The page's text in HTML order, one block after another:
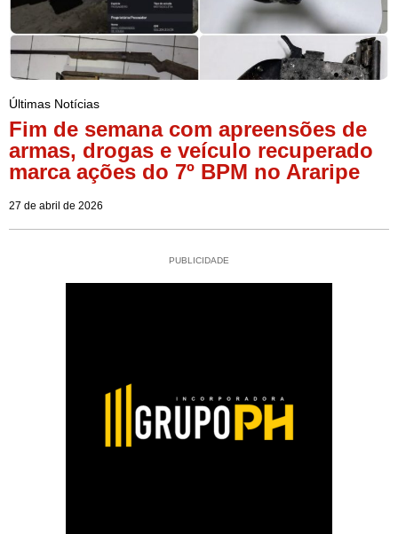
Últimas Notícias
Fim de semana com apreensões de
armas, drogas e veículo recuperado
marca ações do 7º BPM no Araripe
27 de abril de 2026
PUBLICIDADE